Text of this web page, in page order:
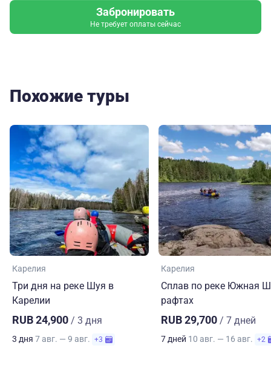
Забронировать
Не требует оплаты сейчас
Похожие туры
Карелия
Три дня на реке Шуя в
Карелии
RUB 24,900 / 3 дня
3 дня 7 авг. — 9 авг. +3
Карелия
Сплав по реке Южная
рафтах
RUB 29,700 / 7 дней
7 дней 10 авг. — 16 авг. +2